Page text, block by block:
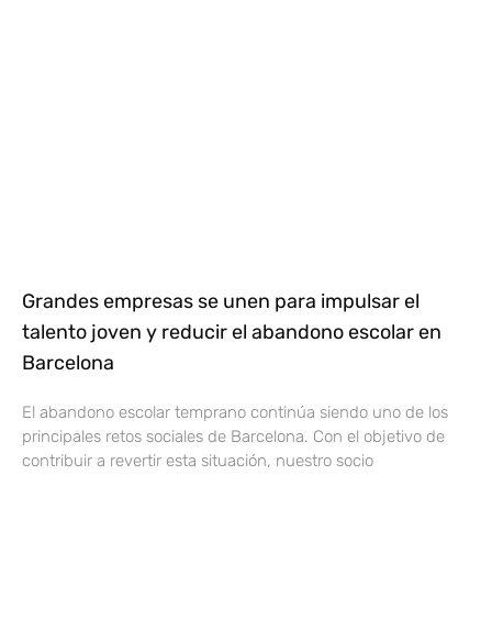
Grandes empresas se unen para impulsar el
talento joven y reducir el abandono escolar en
Barcelona
El abandono escolar temprano continúa siendo uno de los
principales retos sociales de Barcelona. Con el objetivo de
contribuir a revertir esta situación, nuestro socio